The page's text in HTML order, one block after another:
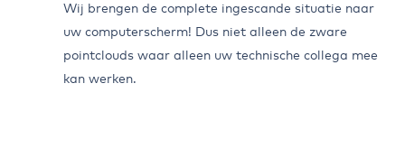
Wij brengen de complete ingescande situatie naar
uw computerscherm! Dus niet alleen de zware
pointclouds waar alleen uw technische collega mee
kan werken.